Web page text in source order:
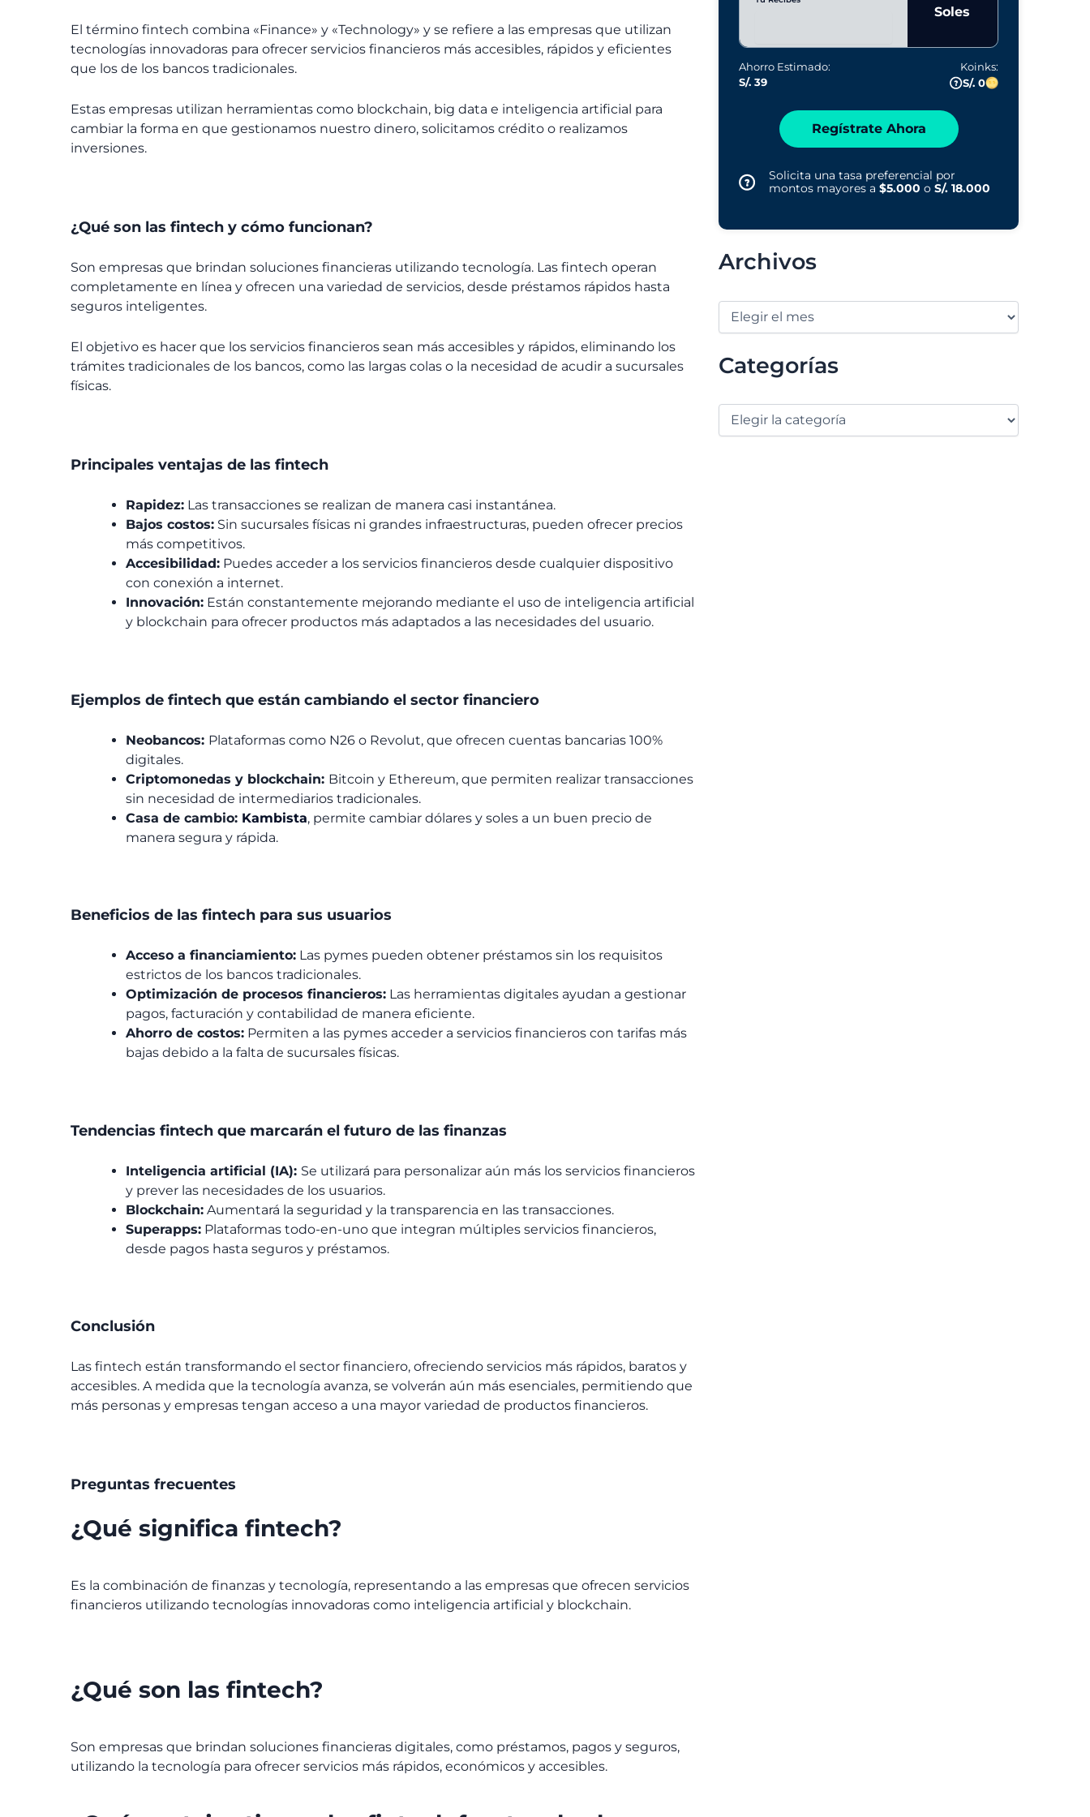
El término fintech combina «Finance» y «Technology» y se refiere a las empresas que utilizan
tecnologías innovadoras para ofrecer servicios financieros más accesibles, rápidos y eficientes
que los de los bancos tradicionales.
Estas empresas utilizan herramientas como blockchain, big data e inteligencia artificial para
cambiar la forma en que gestionamos nuestro dinero, solicitamos crédito o realizamos
inversiones.
¿Qué son las fintech y cómo funcionan?
Son empresas que brindan soluciones financieras utilizando tecnología. Las fintech operan
completamente en línea y ofrecen una variedad de servicios, desde préstamos rápidos hasta
seguros inteligentes.
El objetivo es hacer que los servicios financieros sean más accesibles y rápidos, eliminando los
trámites tradicionales de los bancos, como las largas colas o la necesidad de acudir a sucursales
físicas.
Principales ventajas de las fintech
Rapidez: Las transacciones se realizan de manera casi instantánea.
Bajos costos: Sin sucursales físicas ni grandes infraestructuras, pueden ofrecer precios
más competitivos.
Accesibilidad: Puedes acceder a los servicios financieros desde cualquier dispositivo
con conexión a internet.
Innovación: Están constantemente mejorando mediante el uso de inteligencia artificial
y blockchain para ofrecer productos más adaptados a las necesidades del usuario.
Ejemplos de fintech que están cambiando el sector financiero
Neobancos: Plataformas como N26 o Revolut, que ofrecen cuentas bancarias 100%
digitales.
Criptomonedas y blockchain: Bitcoin y Ethereum, que permiten realizar transacciones
sin necesidad de intermediarios tradicionales.
Casa de cambio: Kambista, permite cambiar dólares y soles a un buen precio de
manera segura y rápida.
Beneficios de las fintech para sus usuarios
Acceso a financiamiento: Las pymes pueden obtener préstamos sin los requisitos
estrictos de los bancos tradicionales.
Optimización de procesos financieros: Las herramientas digitales ayudan a gestionar
pagos, facturación y contabilidad de manera eficiente.
Ahorro de costos: Permiten a las pymes acceder a servicios financieros con tarifas más
bajas debido a la falta de sucursales físicas.
Tendencias fintech que marcarán el futuro de las finanzas
Inteligencia artificial (IA): Se utilizará para personalizar aún más los servicios financieros
y prever las necesidades de los usuarios.
Blockchain: Aumentará la seguridad y la transparencia en las transacciones.
Superapps: Plataformas todo-en-uno que integran múltiples servicios financieros,
desde pagos hasta seguros y préstamos.
Conclusión
Las fintech están transformando el sector financiero, ofreciendo servicios más rápidos, baratos y
accesibles. A medida que la tecnología avanza, se volverán aún más esenciales, permitiendo que
más personas y empresas tengan acceso a una mayor variedad de productos financieros.
Preguntas frecuentes
¿Qué significa fintech?
Es la combinación de finanzas y tecnología, representando a las empresas que ofrecen servicios
financieros utilizando tecnologías innovadoras como inteligencia artificial y blockchain.
¿Qué son las fintech?
Son empresas que brindan soluciones financieras digitales, como préstamos, pagos y seguros,
utilizando la tecnología para ofrecer servicios más rápidos, económicos y accesibles.
Soles
Ahorro Estimado:
S/. 39
Koinks:
S/. 0
Regístrate Ahora
Solicita una tasa preferencial por
montos mayores a $5.000 o S/. 18.000
Archivos
Categorías